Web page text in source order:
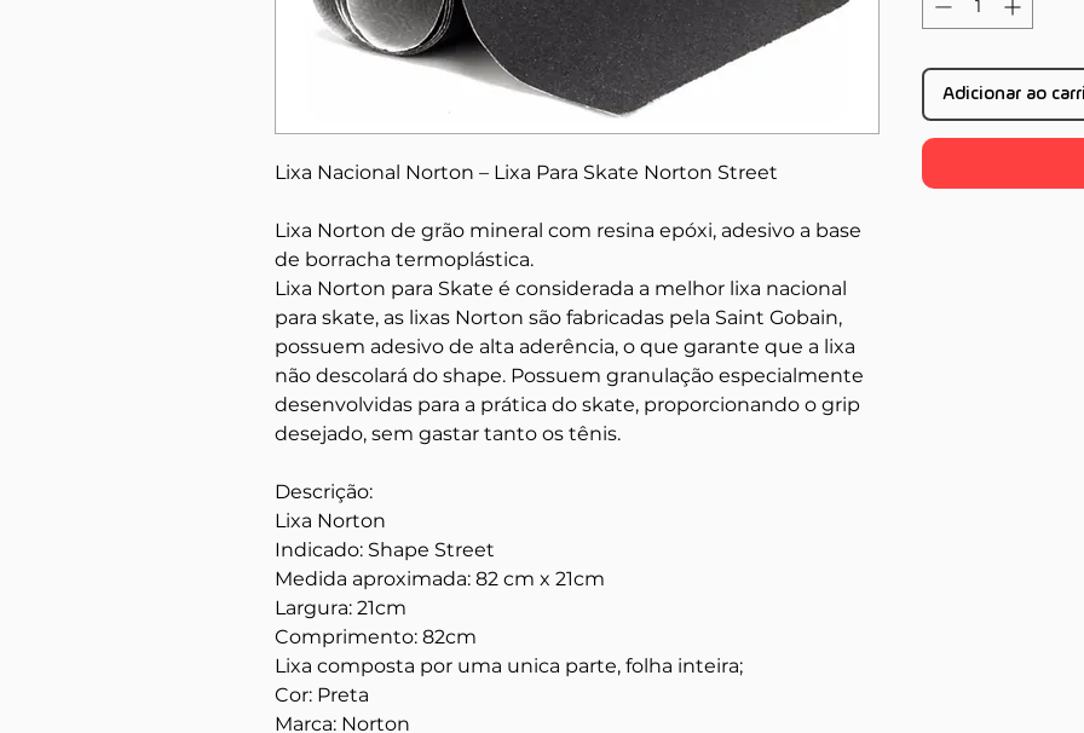
Lixa Nacional Norton – Lixa Para Skate Norton Street
Lixa Norton de grão mineral com resina epóxi, adesivo a base
de borracha termoplástica.
Lixa Norton para Skate é considerada a melhor lixa nacional
para skate, as lixas Norton são fabricadas pela Saint Gobain,
possuem adesivo de alta aderência, o que garante que a lixa
não descolará do shape. Possuem granulação especialmente
desenvolvidas para a prática do skate, proporcionando o grip
desejado, sem gastar tanto os tênis.
Descrição:
Lixa Norton
Indicado: Shape Street
Medida aproximada: 82 cm x 21cm
Largura: 21cm
Comprimento: 82cm
Lixa composta por uma unica parte, folha inteira;
Cor: Preta
Marca: Norton
Adicionar ao